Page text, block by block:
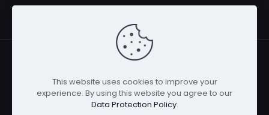
© 2026 Betheme byMuffin group| All Rights Reserved |
Powered byWordPress
This website uses cookies to improve your
experience. By using this website you agree to our
Data Protection Policy.